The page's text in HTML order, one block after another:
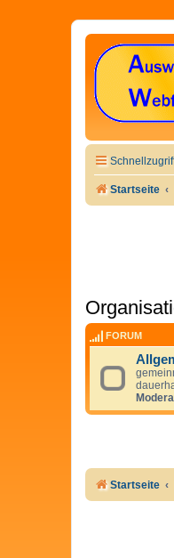
Startseite
FORUM
Startseite